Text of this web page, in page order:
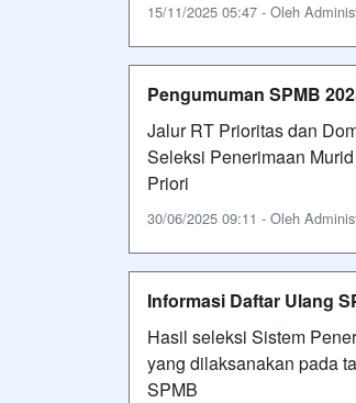
15/11/2025 05:47 - Oleh
Pengumuman SPMB
Jalur RT Prioritas dan
Seleksi Penerimaan
Priori
30/06/2025 09:11 - Oleh
Informasi Daftar Ulang
Hasil seleksi Sistem
yang dilaksanakan pada
SPMB